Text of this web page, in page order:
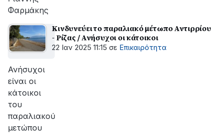
Φαρμάκης
Κινδυνεύει το παραλιακό μέτωπο Αντιρρίου
- Ρίζας / Ανήσυχοι οι κάτοικοι
22 Ιαν 2025 11:15 σε Επικαιρότητα
Ανήσυχοι
είναι οι
κάτοικοι
του
παραλιακού
μετώπου